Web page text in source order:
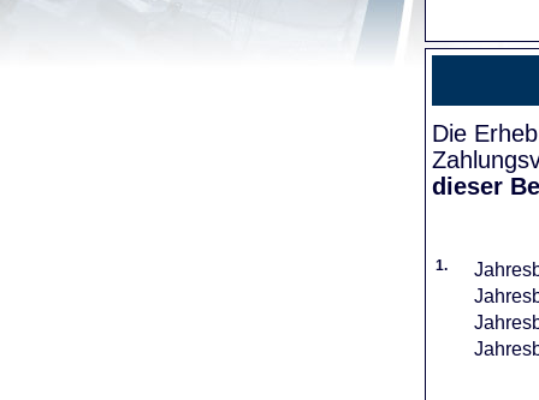
Die
dieser
1.